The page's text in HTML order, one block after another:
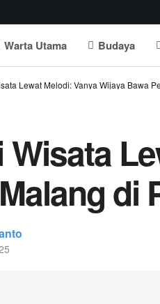
Warta Utama Budaya
Lewat Melodi: Vanya Wijaya Bawa
di